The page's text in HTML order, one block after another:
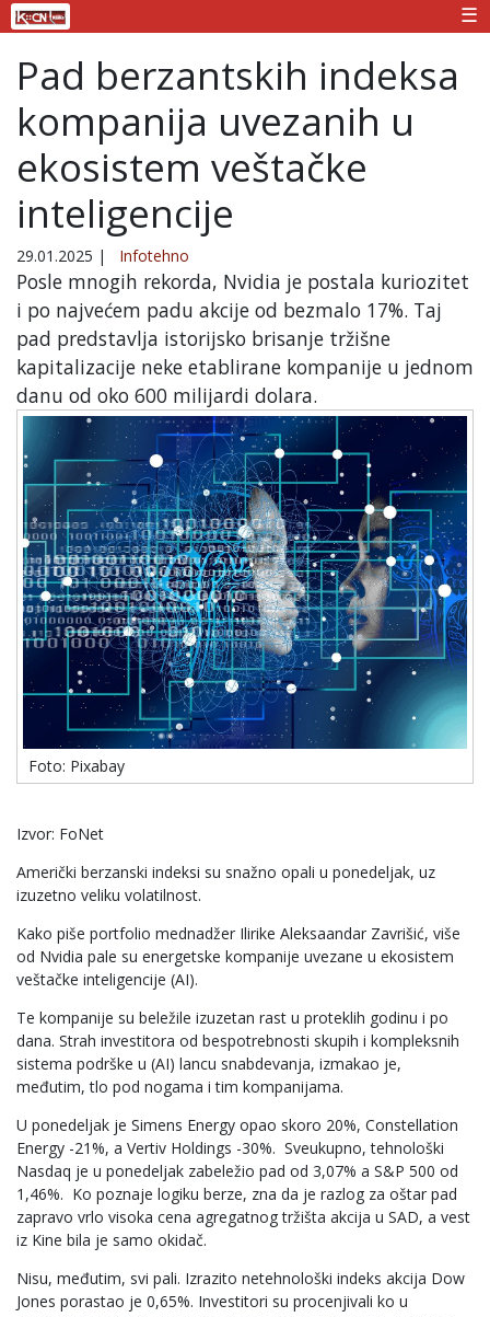
☰
Pad berzantskih indeksa
kompanija uvezanih u
ekosistem veštačke
inteligencije
29.01.2025 | Infotehno
Posle mnogih rekorda, Nvidia je postala kuriozitet
i po najvećem padu akcije od bezmalo 17%. Taj
pad predstavlja istorijsko brisanje tržišne
kapitalizacije neke etablirane kompanije u jednom
danu od oko 600 milijardi dolara.
Foto: Pixabay
Izvor: FoNet
Američki berzanski indeksi su snažno opali u ponedeljak, uz
izuzetno veliku volatilnost.
Kako piše portfolio mednadžer Ilirike Aleksaandar Zavrišić, više
od Nvidia pale su energetske kompanije uvezane u ekosistem
veštačke inteligencije (AI).
Te kompanije su beležile izuzetan rast u proteklih godinu i po
dana. Strah investitora od bespotrebnosti skupih i kompleksnih
sistema podrške u (AI) lancu snabdevanja, izmakao je,
međutim, tlo pod nogama i tim kompanijama.
U ponedeljak je Simens Energy opao skoro 20%, Constellation
Energy -21%, a Vertiv Holdings -30%. Sveukupno, tehnološki
Nasdaq je u ponedeljak zabeležio pad od 3,07% a S&P 500 od
1,46%. Ko poznaje logiku berze, zna da je razlog za oštar pad
zapravo vrlo visoka cena agregatnog tržišta akcija u SAD, a vest
iz Kine bila je samo okidač.
Nisu, međutim, svi pali. Izrazito netehnološki indeks akcija Dow
Jones porastao je 0,65%. Investitori su procenjivali ko u